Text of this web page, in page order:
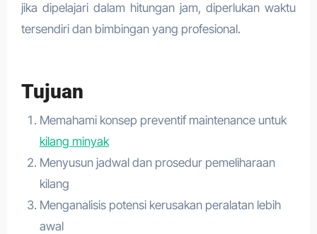
jika dipelajari dalam hitungan jam, diperlukan waktu
tersendiri dan bimbingan yang profesional.
Tujuan
Memahami konsep preventif maintenance untuk
kilang minyak
Menyusun jadwal dan prosedur pemeliharaan
kilang
Menganalisis potensi kerusakan peralatan lebih
awal